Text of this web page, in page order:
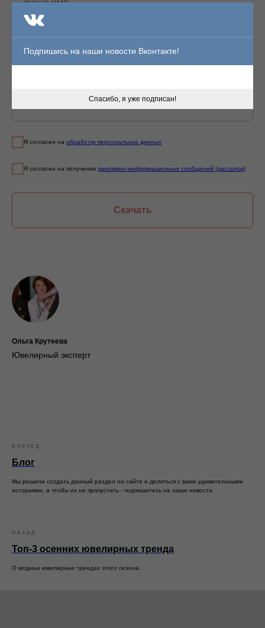
Я согласен на обработку персональных данных
Я согласен на получение рекламно-информационных сообщений (рассылок)
Скачать
Ольга Крутеева
Ювелирный эксперт
ВПЕРЕД
Блог
Мы решили создать данный раздел на сайте и делиться с вами удивительными
историями, а чтобы их не пропустить - подпишитесь на наши новости.
НАЗАД
Топ-3 осенних ювелирных тренда
О модных ювелирных трендах этого сезона.
Подпишись на наши новости Вконтакте!
Спасибо, я уже подписан!